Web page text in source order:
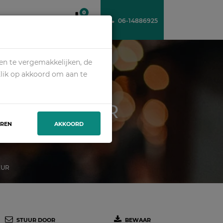
06-14886925
0
STUUR DOOR BEWAAR
te vergemakkelijken, de
op akkoord om aan te
AKKOORD